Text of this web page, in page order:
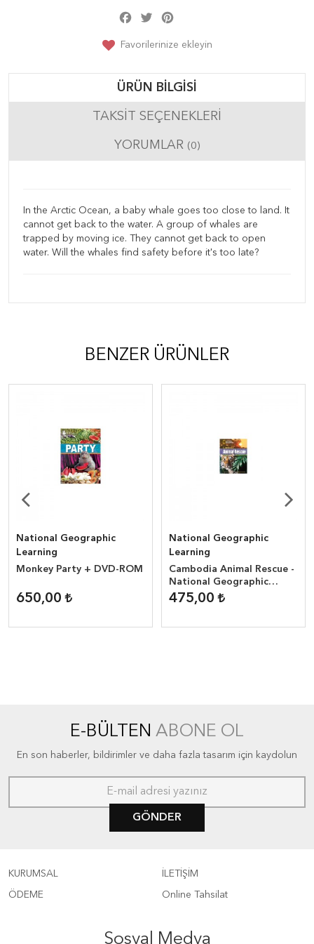
Facebook
Twitter
Favorilerinize ekleyin
ÜRÜN BILGISI
TAKSIT SEÇENEKLERI
YORUMLAR (0)
In the Arctic Ocean, a baby whale goes too close to land. It
cannot get back to the water. A group of whales are
trapped by moving ice. They cannot get back to open
water. Will the whales find safety before it's too late?
BENZER ÜRÜNLER
National Geographic
Learning
Monkey Party + DVD-ROM
650,00
National Geographic
Learning
Cambodia Animal Rescue -
National Geographic
Reader ( 1300 headwords
475,00
E-BÜLTEN ABONE OL
En son haberler, bildirimler ve daha fazla tasarım için kaydolun
GÖNDER
KURUMSAL
ÖDEME
İLETİŞİM
Online Tahsilat
Sosyal Medya